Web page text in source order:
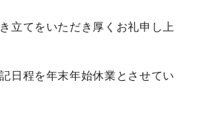
立てをいただき厚くお礼申し上
日程を年末年始休業とさせてい